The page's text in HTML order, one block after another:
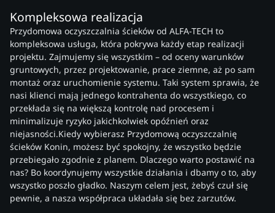
Kompleksowa realizacja
Przydomowa oczyszczalnia ścieków od ALFA-TECH to
kompleksowa usługa, która pokrywa każdy etap realizacji
projektu. Zajmujemy się wszystkim – od oceny warunków
gruntowych, przez projektowanie, prace ziemne, aż po sam
montaż oraz uruchomienie systemu. Taki system sprawia, że
nasi klienci mają jednego kontrahenta do wszystkiego, co
przekłada się na większą kontrolę nad procesem i
minimalizuje ryzyko jakichkolwiek opóźnień oraz
niejasności.Kiedy wybierasz Przydomową oczyszczalnię
ścieków Konin, możesz być spokojny, że wszystko będzie
przebiegało zgodnie z planem. Dlaczego warto postawić na
nas? Bo koordynujemy wszystkie działania i dbamy o to, aby
wszystko poszło gładko. Naszym celem jest, żebyś czuł się
pewnie, a nasza współpraca układała się bez zarzutów.